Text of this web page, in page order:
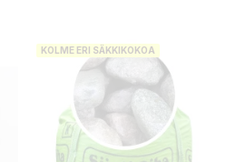
KOLME ERI SÄKKIKOKOA